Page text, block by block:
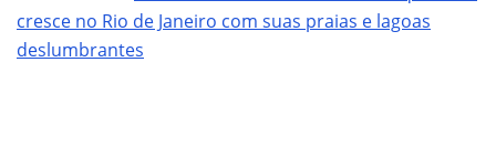
cresce no Rio de Janeiro com suas praias e lagoas
deslumbrantes